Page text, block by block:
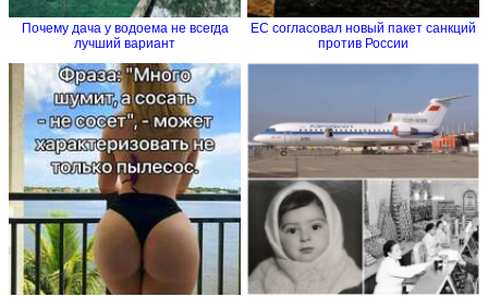
Почему дача у водоема не всегда
лучший вариант
ЕС согласовал новый пакет санкций
против России